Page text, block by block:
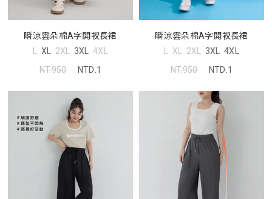
瞬涼雲朵棉A字開衩長裙
L XL 2XL 3XL 4XL
NT.950
NTD.1
瞬涼雲朵棉A字開衩長裙
L XL 2XL 3XL 4XL
NT.950
NTD.1